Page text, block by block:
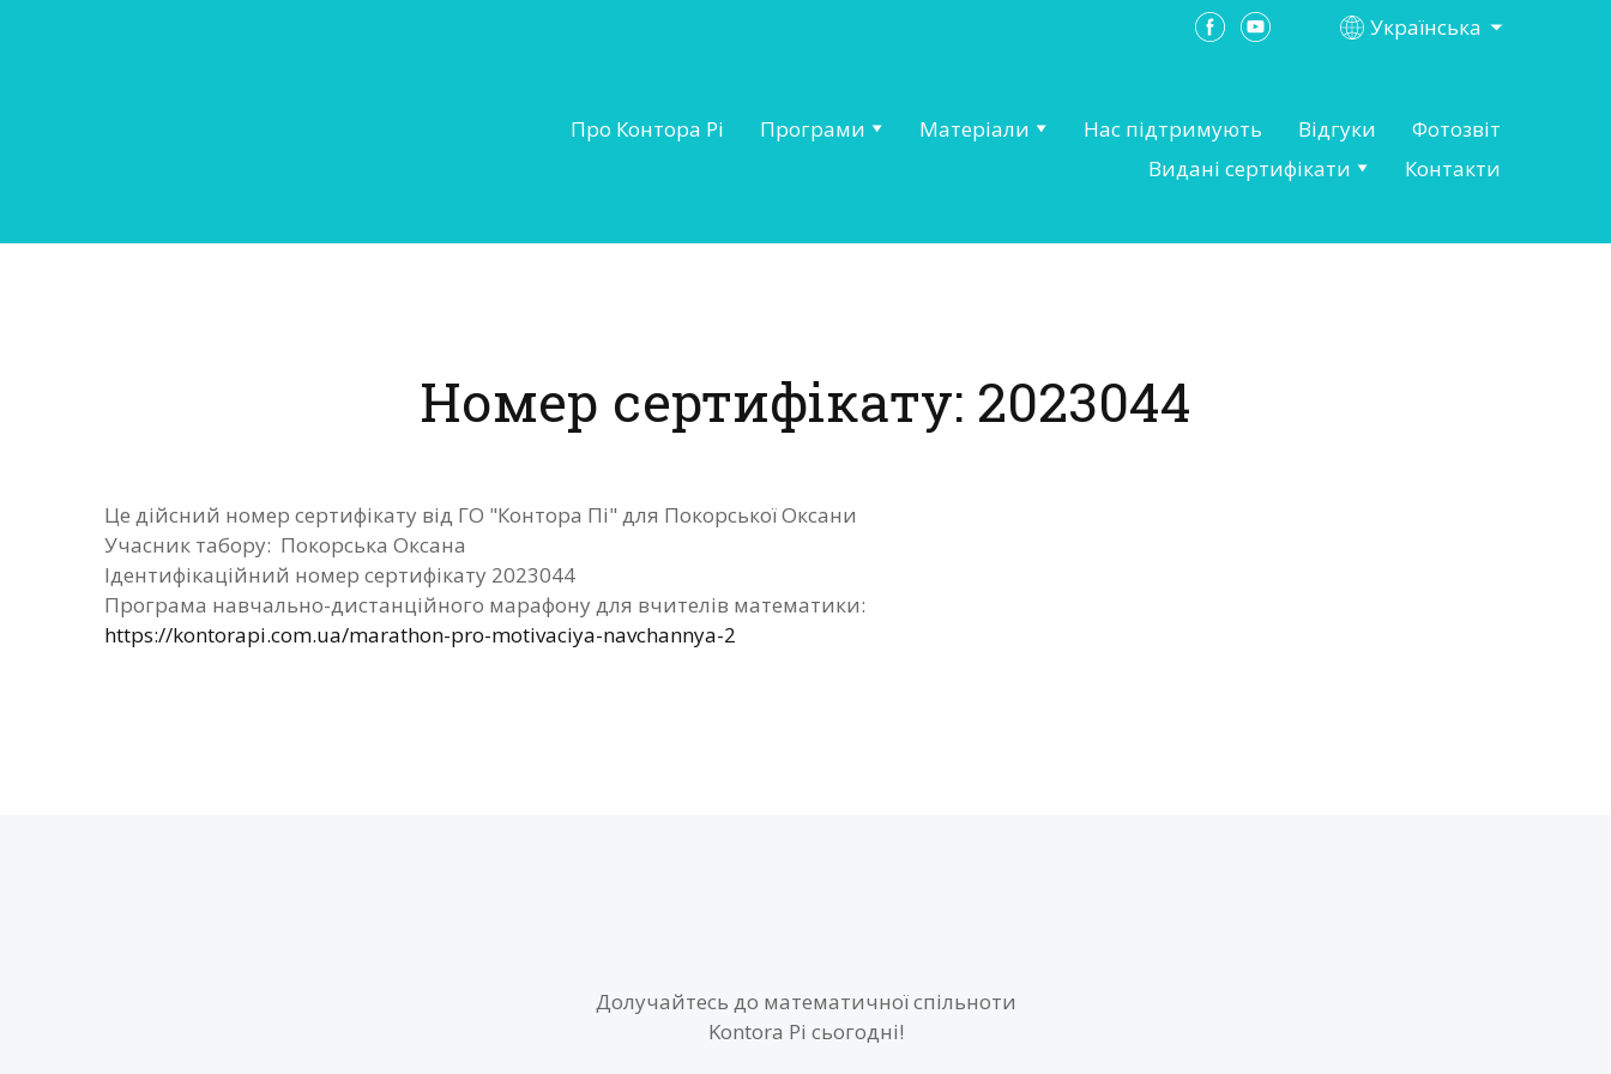
Українська
Про Контора Рі Програми Матеріали Нас підтримують Відгуки
Фотозвіт
Видані сертифікати
Контакти
Номер сертифікату: 2023044
Це дійсний номер сертифікату від ГО "Контора Пі" для Покорської Оксани
Учасник табору: Покорська Оксана
Ідентифікаційний номер сертифікату 2023044
Програма навчально-дистанційного марафону для вчителів математики:
https://kontorapi.com.ua/marathon-pro-motivaciya-navchannya-2
Долучайтесь до математичної спільноти
Kontora Pi сьогодні!